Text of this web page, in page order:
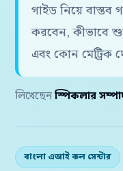
গাইড নিয়ে
করবেন, কীভাবে
এবং কোন মেট্রিক
লিখেছেন স্পিকলার
বাংলা এআই কল সেন্টার